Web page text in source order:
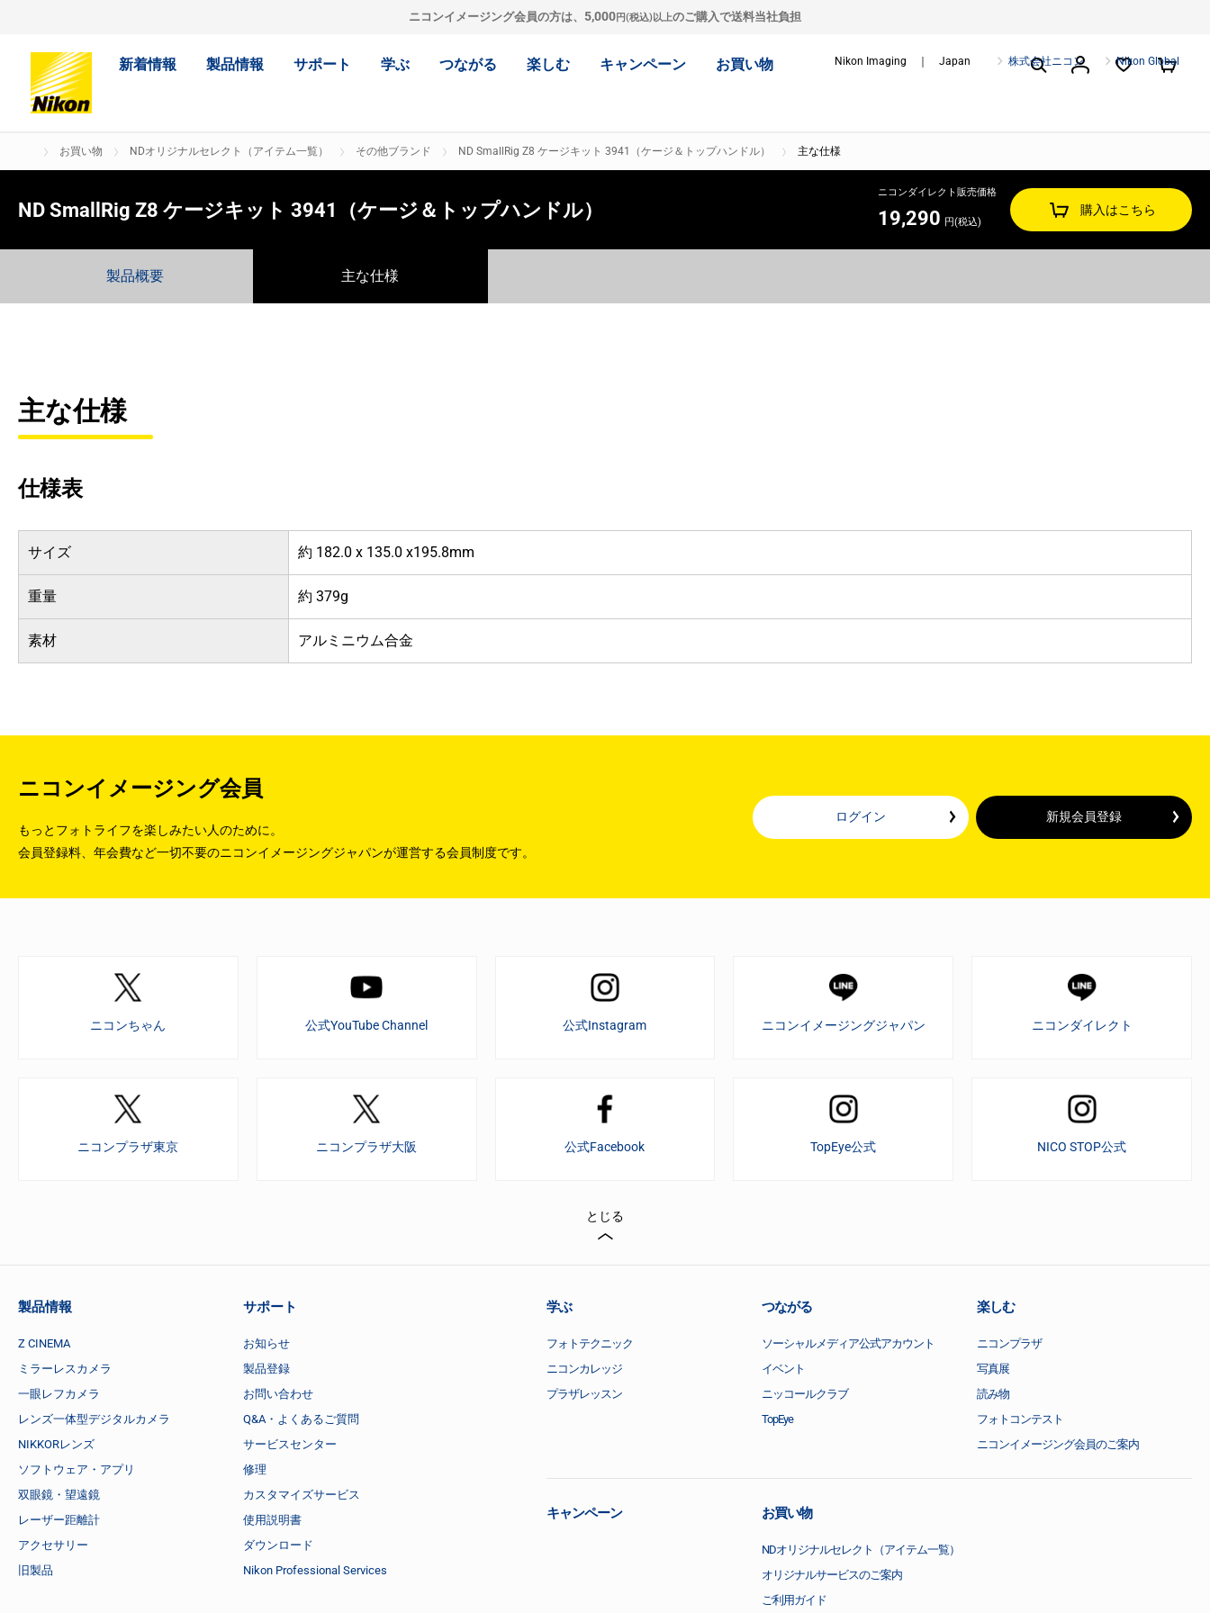
ニコンイメージング会員の方は、 5,000円(税込)以上のご購入で送料当社負担
新着情報 製品情報 サポート 学ぶ つながる 楽しむ キャンペーン お買い物 Nikon Imaging ｜ Japan 株式会社ニコン Nikon Global
お買い物 NDオリジナルセレクト（アイテム一覧） その他ブランド ND SmallRig Z8 ケージキット 3941（ケージ＆トップハンドル） 主な仕様
ND SmallRig Z8 ケージキット 3941（ケージ＆トップハンドル）
ニコンダイレクト販売価格
19,290 円(税込)
購入はこちら
製品概要 主な仕様
主な仕様
仕様表
サイズ 約 182.0 x 135.0 x195.8mm
重量 約 379g
素材 アルミニウム合金
ニコンイメージング会員
もっとフォトライフを楽しみたい人のために。
会員登録料、年会費など一切不要のニコンイメージングジャパンが運営する会員制度です。
ログイン 新規会員登録
ニコンちゃん 公式YouTube Channel 公式Instagram ニコンイメージングジャパン ニコンダイレクト
ニコンプラザ東京 ニコンプラザ大阪 公式Facebook TopEye公式 NICO STOP公式
とじる
製品情報
Z CINEMA
ミラーレスカメラ
一眼レフカメラ
レンズ一体型デジタルカメラ
NIKKORレンズ
ソフトウェア・アプリ
双眼鏡・望遠鏡
レーザー距離計
アクセサリー
旧製品
サポート
お知らせ
製品登録
お問い合わせ
Q&A・よくあるご質問
サービスセンター
修理
カスタマイズサービス
使用説明書
ダウンロード
Nikon Professional Services
学ぶ
フォトテクニック
ニコンカレッジ
プラザレッスン
つながる
ソーシャルメディア公式アカウント
イベント
ニッコールクラブ
TopEye
楽しむ
ニコンプラザ
写真展
読み物
フォトコンテスト
ニコンイメージング会員のご案内
キャンペーン お買い物
NDオリジナルセレクト（アイテム一覧）
オリジナルサービスのご案内
ご利用ガイド